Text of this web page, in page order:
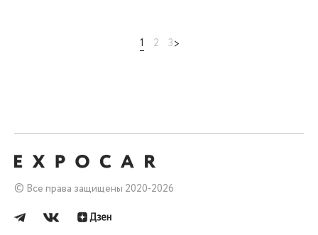
1 2 3>
Все права защищены 2020-2026